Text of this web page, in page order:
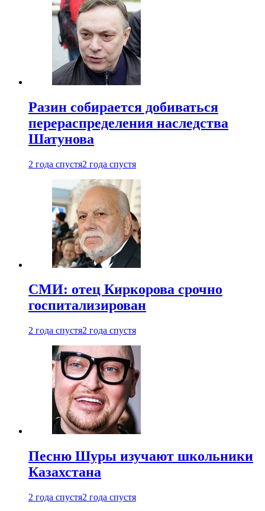
Разин собирается добиваться
перераспределения наследства
Шатунова
2 года спустя2 года спустя
СМИ: отец Киркорова срочно
госпитализирован
2 года спустя2 года спустя
Песню Шуры изучают школьники
Казахстана
2 года спустя2 года спустя